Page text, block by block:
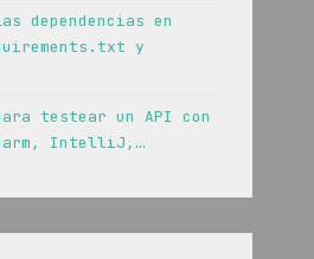
dependencias en
y
testear un API con
IntelliJ,…